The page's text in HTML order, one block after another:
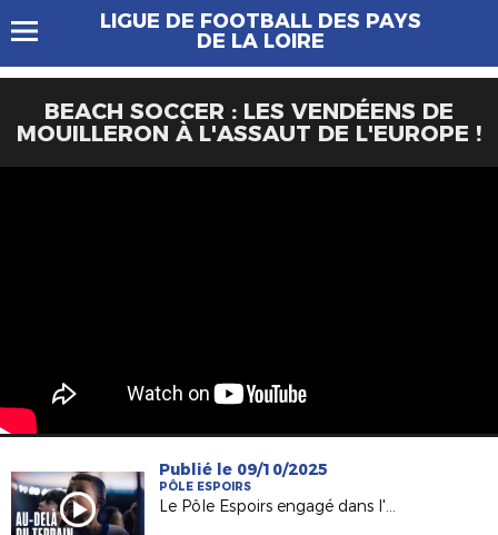
LIGUE DE FOOTBALL DES PAYS
DE LA LOIRE
BEACH SOCCER : LES VENDÉENS DE
MOUILLERON À L'ASSAUT DE L'EUROPE !
Publié le 09/10/2025
PÔLE ESPOIRS
Le Pôle Espoirs engagé dans l'Open Football Club !